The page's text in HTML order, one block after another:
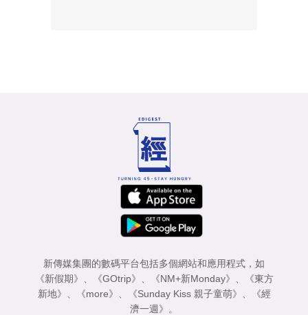
新傳媒集團的數碼平台包括多個網站和應用程式，如
《新假期》
《GOtrip》 《NM+新Monday》
《東方
新地》
《more》 《Sunday Kiss 親子童萌》
《經
濟一週》
。